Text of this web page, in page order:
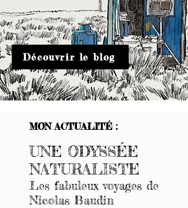
Découvrir le blog
MON ACTUALITÉ :
UNE ODYSSÉE
NATURALISTE
Les fabuleux voyages de
Nicolas Baudin